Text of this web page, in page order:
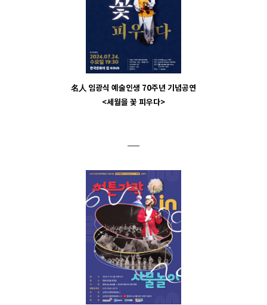
名人 임광식 예술인생 70주년 기념공연
<세월을 꽃 피우다>